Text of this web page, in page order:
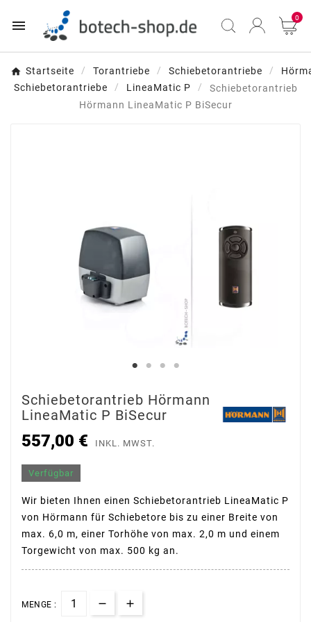
 0
Startseite Torantriebe Schiebetorantriebe
Schiebetorantriebe
LineaMatic P
Schiebetorantrieb
Hörmann LineaMatic P BiSecur
Schiebetorantrieb Hörmann
LineaMatic P BiSecur
557,00 € INKL. MWST.
Verfügbar
Wir bieten Ihnen einen Schiebetorantrieb LineaMatic P
von Hörmann für Schiebetore bis zu einer Breite von
max. 6,0 m, einer Torhöhe von max. 2,0 m und einem
Torgewicht von max. 500 kg an.
MENGE :